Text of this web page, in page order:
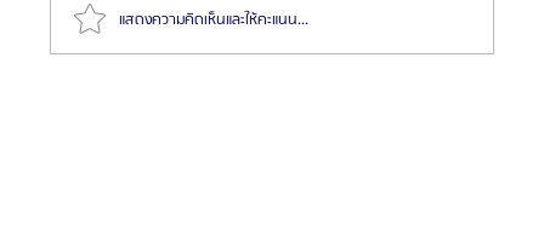
แสดงความคิดเห็นและให้คะแนน...